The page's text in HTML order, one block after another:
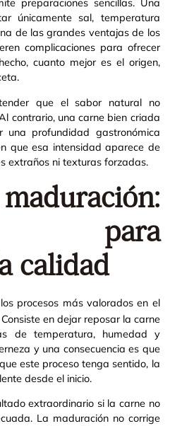
preparaciones sencillas. Una
únicamente sal, temperatura
de las grandes ventajas de los
complicaciones para ofrecer
cuanto mejor es el origen,
que el sabor natural no
contrario, una carne bien criada
profundidad gastronómica
que esa intensidad aparece de
extraños ni texturas forzadas.
para
calidad
procesos más valorados en el
en dejar reposar la carne
de temperatura, humedad y
y una consecuencia es que
este proceso tenga sentido, la
desde el inicio.
extraordinario si la carne no
La maduración no corrige